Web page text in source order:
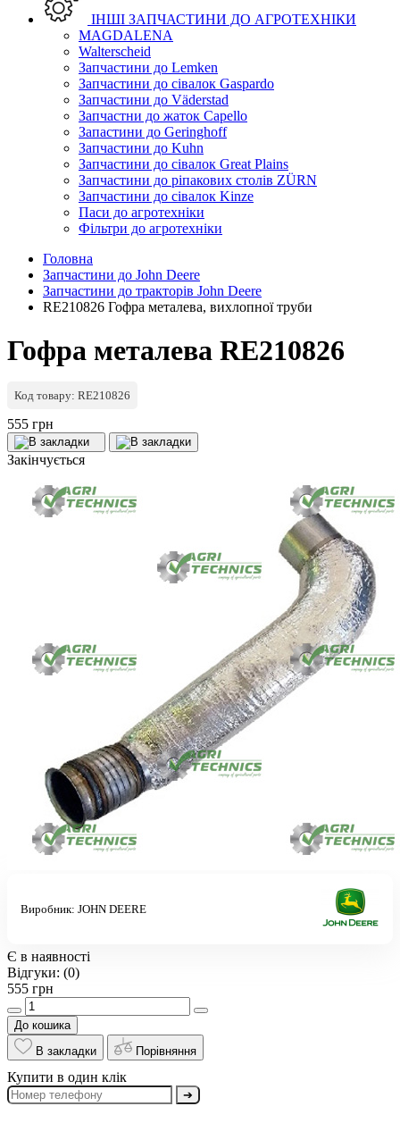
ІНШІ ЗАПЧАСТИНИ ДО АГРОТЕХНІКИ
MAGDALENA
Walterscheid
Запчастини до Lemken
Запчастини до сівалок Gaspardo
Запчастини до Väderstad
Запчастни до жаток Capello
Запастини до Geringhoff
Запчастини до Kuhn
Запчастини до сівалок Great Plains
Запчастини до ріпакових столів ZÜRN
Запчастини до сівалок Kinze
Паси до агротехніки
Фільтри до агротехніки
Головна
Запчастини до John Deere
Запчастини до тракторів John Deere
RE210826 Гофра металева, вихлопної труби
Гофра металева RE210826
Код товару: RE210826
555 грн
Закінчується
Виробник: JOHN DEERE
Є в наявності
Відгуки: (0)
555 грн
До кошика
В закладки
Порівняння
Купити в один клік
➔